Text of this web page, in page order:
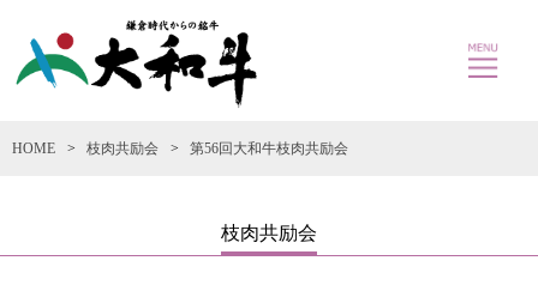
HOME 枝肉共励会 第56回大和牛枝肉共励会
枝肉共励会